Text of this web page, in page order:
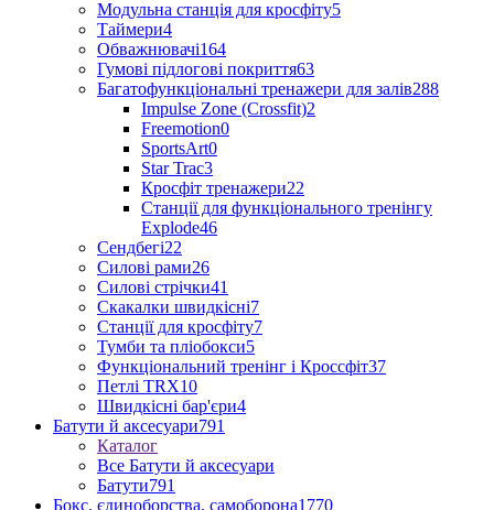
Модульна станція для кросфіту5
Таймери4
Обважнювачі164
Гумові підлогові покриття63
Багатофункціональні тренажери для залів288
Impulse Zone (Crossfit)2
Freemotion0
SportsArt0
Star Trac3
Кросфіт тренажери22
Станції для функціонального тренінгу
Explode46
Сендбегі22
Силові рами26
Силові стрічки41
Скакалки швидкісні7
Станції для кросфіту7
Тумби та пліобокси5
Функціональний тренінг і Кроссфіт37
Петлі TRX10
Швидкісні бар'єри4
Батути й аксесуари791
Каталог
Все Батути й аксесуари
Батути791
Бокс, єдиноборства, самоборона1770